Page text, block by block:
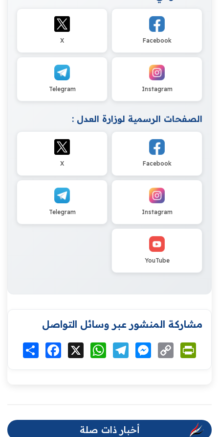
Facebook
X
Instagram
Telegram
الصفحات الرسمية لوزارة العدل :
Facebook
X
Instagram
Telegram
YouTube
مشاركة المنشور عبر وسائل التواصل
انشر Facebook WhatsAppTelegramMessenger
Copy
Link
أخبار ذات صلة